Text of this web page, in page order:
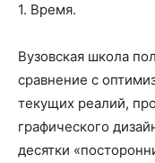
1. Время.
Вузовская школа
сравнение с
текущих реалий,
графического
десятки